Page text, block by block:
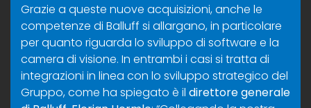
Grazie a queste nuove acquisizioni, anche le
competenze di Balluff si allargano, in particolare
per quanto riguarda lo sviluppo di software e la
camera di visione. In entrambi i casi si tratta di
integrazioni in linea con lo sviluppo strategico del
Gruppo, come ha spiegato è il direttore generale